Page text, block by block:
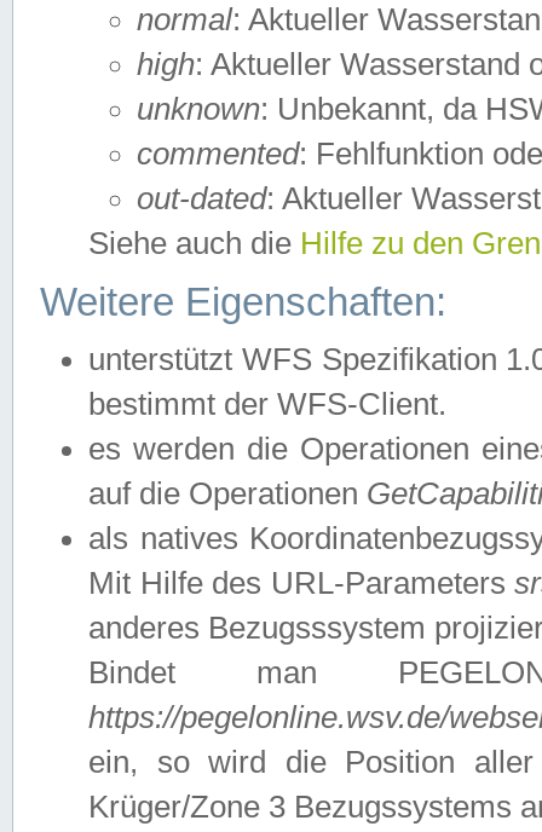
normal: Aktueller
high: Aktueller Wasserstand
unknown: Unbekannt, da
commented: Fehlfunktion
out-dated: Aktueller
Siehe auch die Hilfe zu den
Weitere Eigenschaften:
unterstützt WFS Spezifikation
bestimmt der WFS-Client.
es werden die Operationen
auf die Operationen
als natives
Mit Hilfe des URL-Parameters
anderes Bezugsssystem
Bindet man
https://pegelonline.wsv.de/
ein, so wird die Position
Krüger/Zone 3 Bezugssystems